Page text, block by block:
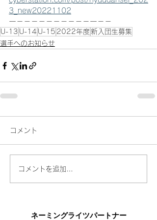
3_new20221102
ー－－－－－－－－－－ー－－
U-13 U-14 U-15 2022年度 新入団生募集
選手へのお知らせ
コメント
コメントを追加…
​ネーミングライツパートナー